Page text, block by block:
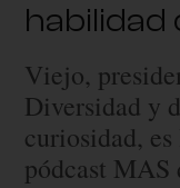
habilidad
Viejo,
Diversidad y
curiosidad,
pódcast MAS